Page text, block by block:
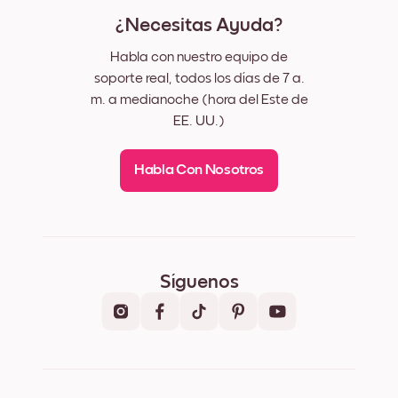
¿Necesitas Ayuda?
Habla con nuestro equipo de
soporte real, todos los días de 7 a.
m. a medianoche (hora del Este de
EE. UU.)
Habla Con Nosotros
Síguenos